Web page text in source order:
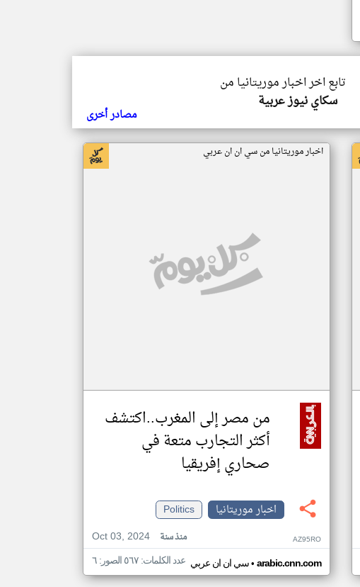
تابع اخر اخبار موريتانيا من
سكاي نيوز عربية
مصادر أخرى
اخبار موريتانيا من سي ان ان عربي
من مصر إلى المغرب..اكتشف
أكثر التجارب متعة في
صحاري إفريقيا
اخبار موريتانيا
Politics
Oct 03, 2024
منذ سنة AZ95RO
سي ان ان عربي• arabic.cnn.com عدد الكلمات: ٥٦٧ الصور: ٦